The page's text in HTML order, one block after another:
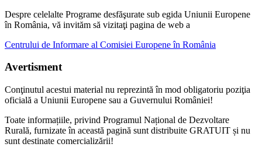
Despre celelalte Programe desfăşurate sub egida Uniunii Europene
în România, vă invităm să vizitaţi pagina de web a
Centrului de Informare al Comisiei Europene în România
Avertisment
Conţinutul acestui material nu reprezintă în mod obligatoriu poziţia
oficială a Uniunii Europene sau a Guvernului României!
Toate informațiile, privind Programul Național de Dezvoltare
Rurală, furnizate în această pagină sunt distribuite GRATUIT și nu
sunt destinate comercializării!